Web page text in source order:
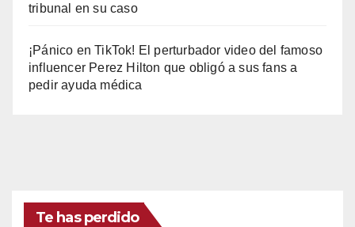
tribunal en su caso
¡Pánico en TikTok! El perturbador video del famoso
influencer Perez Hilton que obligó a sus fans a
pedir ayuda médica
Te has perdido